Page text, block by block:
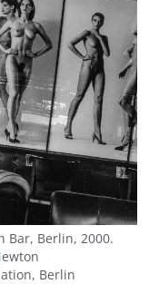
Bar, Berlin, 2000.
Berlin